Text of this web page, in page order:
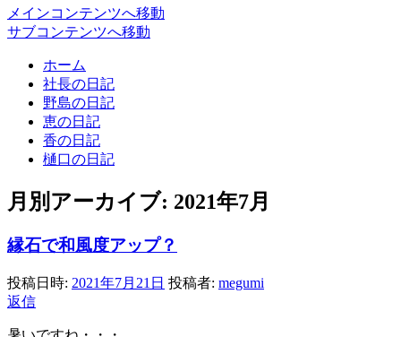
メインコンテンツへ移動
サブコンテンツへ移動
ホーム
社長の日記
野島の日記
恵の日記
香の日記
樋口の日記
月別アーカイブ: 2021年7月
縁石で和風度アップ？
投稿日時: 2021年7月21日 投稿者: megumi
返信